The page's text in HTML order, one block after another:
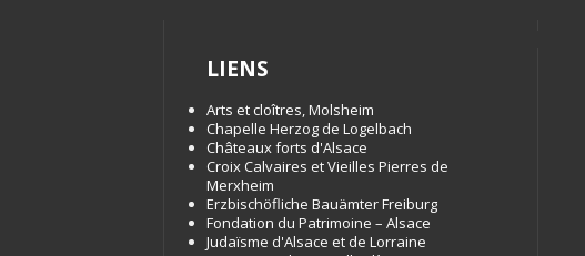
LIENS
Arts et cloîtres, Molsheim
Chapelle Herzog de Logelbach
Châteaux forts d'Alsace
Croix Calvaires et Vieilles Pierres de
Merxheim
Erzbischöfliche Bauämter Freiburg
Fondation du Patrimoine – Alsace
Judaïsme d'Alsace et de Lorraine